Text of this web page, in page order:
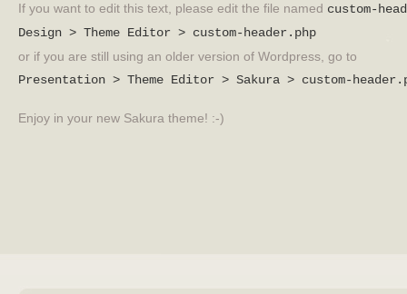
If you want to edit this text, please edit the file named custom-
Design > Theme Editor > custom-header.php
or if you are still using an older version of Wordpress, go to
Presentation > Theme Editor > Sakura > custom-
Enjoy in your new Sakura theme! :-)